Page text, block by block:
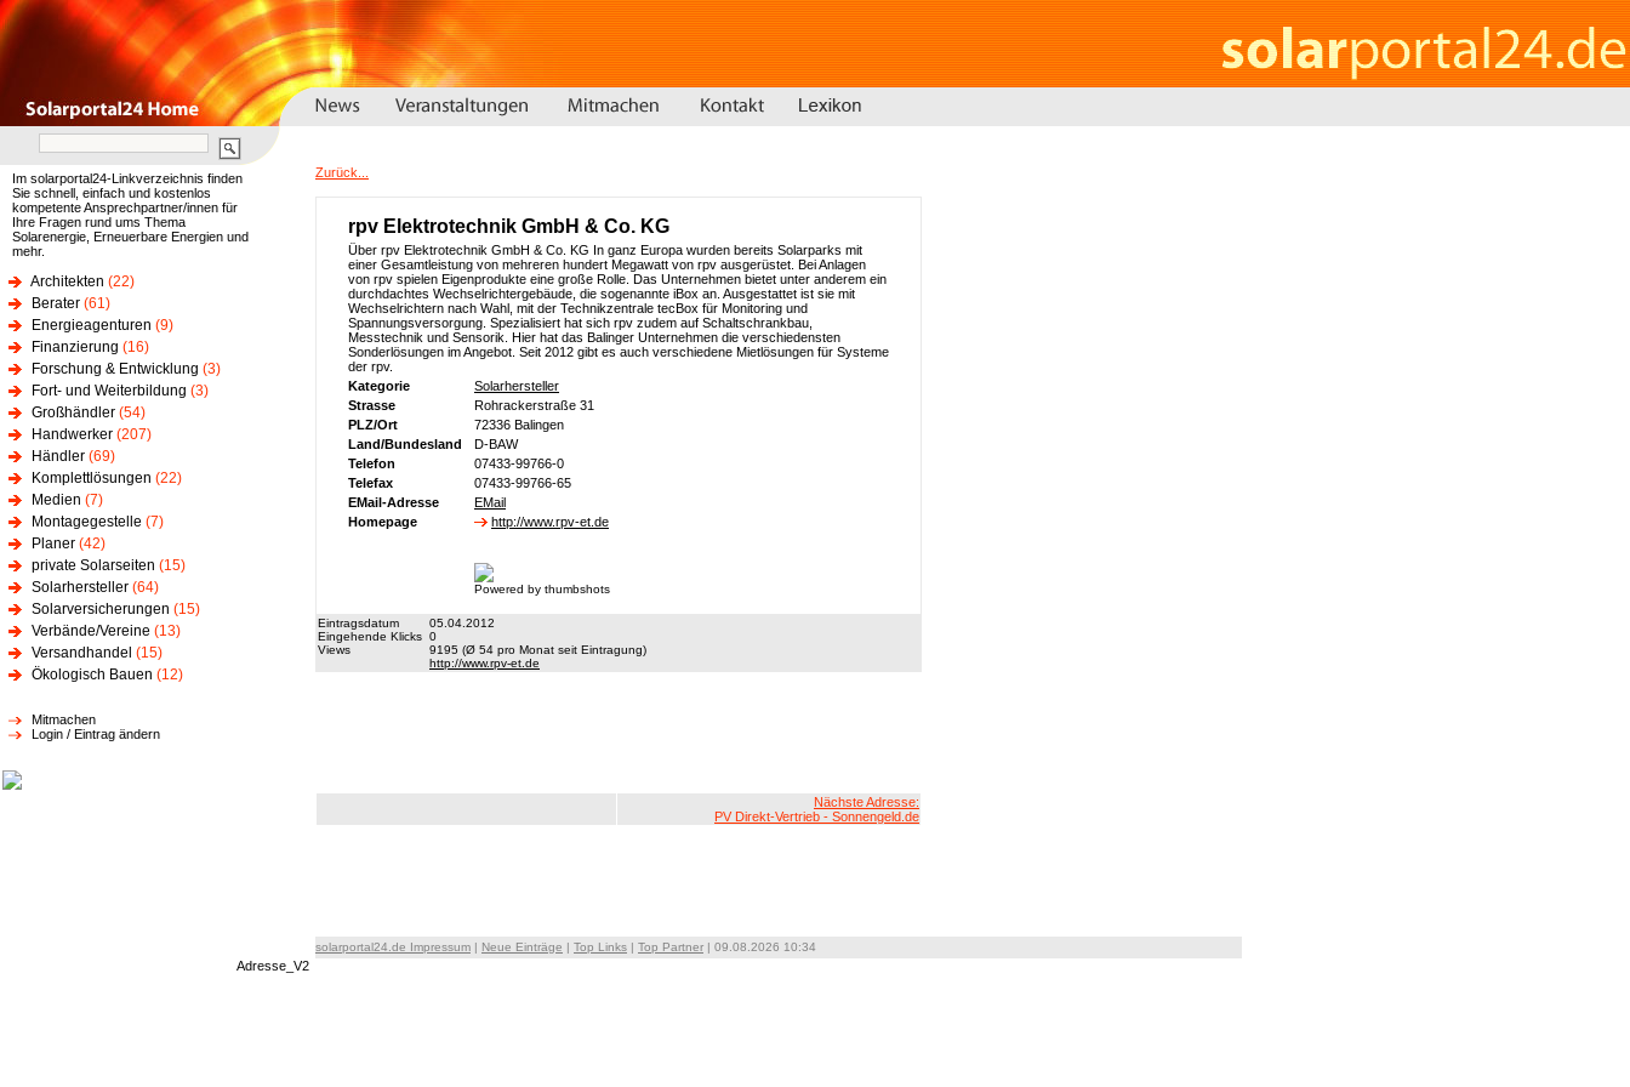
Im solarportal24-Linkverzeichnis finden
Sie schnell, einfach und kostenlos
kompetente Ansprechpartner/innen für
Ihre Fragen rund ums Thema
Solarenergie, Erneuerbare Energien und
mehr.
Architekten (22)
Berater (61)
Energieagenturen (9)
Finanzierung (16)
Forschung & Entwicklung (3)
Fort- und Weiterbildung (3)
Großhändler (54)
Handwerker (207)
Händler (69)
Komplettlösungen (22)
Medien (7)
Montagegestelle (7)
Planer (42)
private Solarseiten (15)
Solarhersteller (64)
Solarversicherungen (15)
Verbände/Vereine (13)
Versandhandel (15)
Ökologisch Bauen (12)
Mitmachen
Login / Eintrag ändern
Zurück...
rpv Elektrotechnik GmbH & Co. KG
Über rpv Elektrotechnik GmbH & Co. KG In ganz Europa wurden bereits Solarparks mit
einer Gesamtleistung von mehreren hundert Megawatt von rpv ausgerüstet. Bei Anlagen
von rpv spielen Eigenprodukte eine große Rolle. Das Unternehmen bietet unter anderem ein
durchdachtes Wechselrichtergebäude, die sogenannte iBox an. Ausgestattet ist sie mit
Wechselrichtern nach Wahl, mit der Technikzentrale tecBox für Monitoring und
Spannungsversorgung. Spezialisiert hat sich rpv zudem auf Schaltschrankbau,
Messtechnik und Sensorik. Hier hat das Balinger Unternehmen die verschiedensten
Sonderlösungen im Angebot. Seit 2012 gibt es auch verschiedene Mietlösungen für Systeme
der rpv.
Kategorie
Solarhersteller
Strasse
Rohrackerstraße 31
PLZ/Ort
72336 Balingen
Land/Bundesland
D-BAW
Telefon
07433-99766-0
Telefax
07433-99766-65
EMail-Adresse
EMail
Homepage
http://www.rpv-et.de
Powered by thumbshots
Eintragsdatum
05.04.2012
Eingehende Klicks 0
Views
9195 (Ø 54 pro Monat seit Eintragung)
http://www.rpv-et.de
Nächste Adresse:
PV Direkt-Vertrieb - Sonnengeld.de
solarportal24.de Impressum | Neue Einträge | Top Links | Top Partner | 09.08.2026 10:34
Adresse_V2